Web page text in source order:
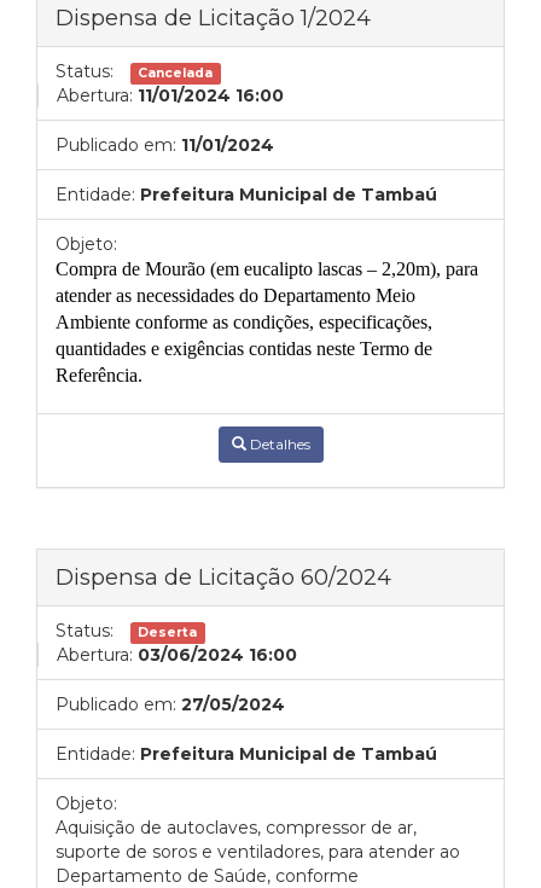
Dispensa de Licitação 1/2024
Status: Cancelada
Abertura: 11/01/2024 16:00
Publicado em: 11/01/2024
Entidade: Prefeitura Municipal de Tambaú
Objeto:
Compra de Mourão (em eucalipto lascas – 2,20m), para
atender as necessidades do Departamento Meio
Ambiente conforme as condições, especificações,
quantidades e exigências contidas neste Termo de
Referência.
Detalhes
Dispensa de Licitação 60/2024
Status: Deserta
Abertura: 03/06/2024 16:00
Publicado em: 27/05/2024
Entidade: Prefeitura Municipal de Tambaú
Objeto:
Aquisição de autoclaves, compressor de ar,
suporte de soros e ventiladores, para atender ao
Departamento de Saúde, conforme